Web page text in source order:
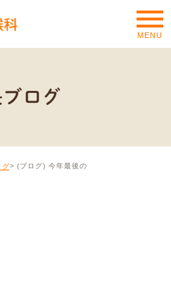
MENU
ブログ
グ (ブログ) 今年最後の